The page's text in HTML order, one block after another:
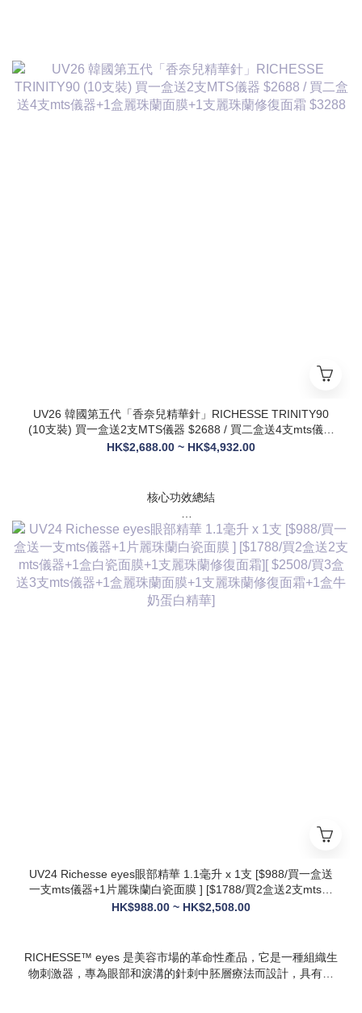
UV26 韓國第五代「香奈兒精華針」RICHESSE TRINITY90
(10支裝) 買一盒送2支MTS儀器 $2688 / 買二盒送4支mts儀器
+1盒麗珠蘭面膜+1支麗珠蘭修復面霜 $3288
HK$2,688.00 ~ HK$4,932.00
核心功效總結
✅ 膠原新生：促進膠原蛋白合成，改善皮膚自然代謝，淡化皺
紋、緊致輪廓
✅ 修護煥膚：改善痤瘡疤痕、色素沈著，修復受損肌膚屏障
✅ 營養供給：為皮膚提供全方位營養，增強彈性與光澤感
✅ 水潤亮白：深層補水鎖水，提亮膚色，讓肌膚通透飽滿
✅ 抗衰維穩：調節皮膚狀態，改善敏感與暗沈，維持健康年輕
UV24 Richesse eyes眼部精華 1.1毫升 x 1支 [$988/買一盒送
一支mts儀器+1片麗珠蘭白瓷面膜 ] [$1788/買2盒送2支mts儀
器+1盒白瓷面膜+1支麗珠蘭修復面霜][ $2508/買3盒送3支mts
HK$988.00 ~ HK$2,508.00
RICHESSE™ eyes 是美容市場的革命性產品，它是一種組織生
物刺激器，專為眼部和淚溝的針刺中胚層療法而設計，具有填